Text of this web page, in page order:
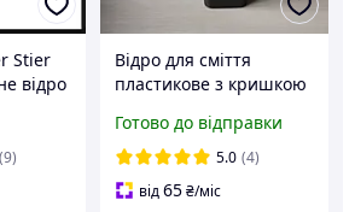
Stier
відро
(9)
Відро для сміття
пластикове з кришкою
Готово до відправки
5.0 (4)
від65₴/міс